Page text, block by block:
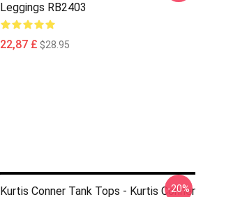
Leggings RB2403
22,87 £ $28.95
Kurtis Conner Tank Tops - Kurtis Conner
-20%